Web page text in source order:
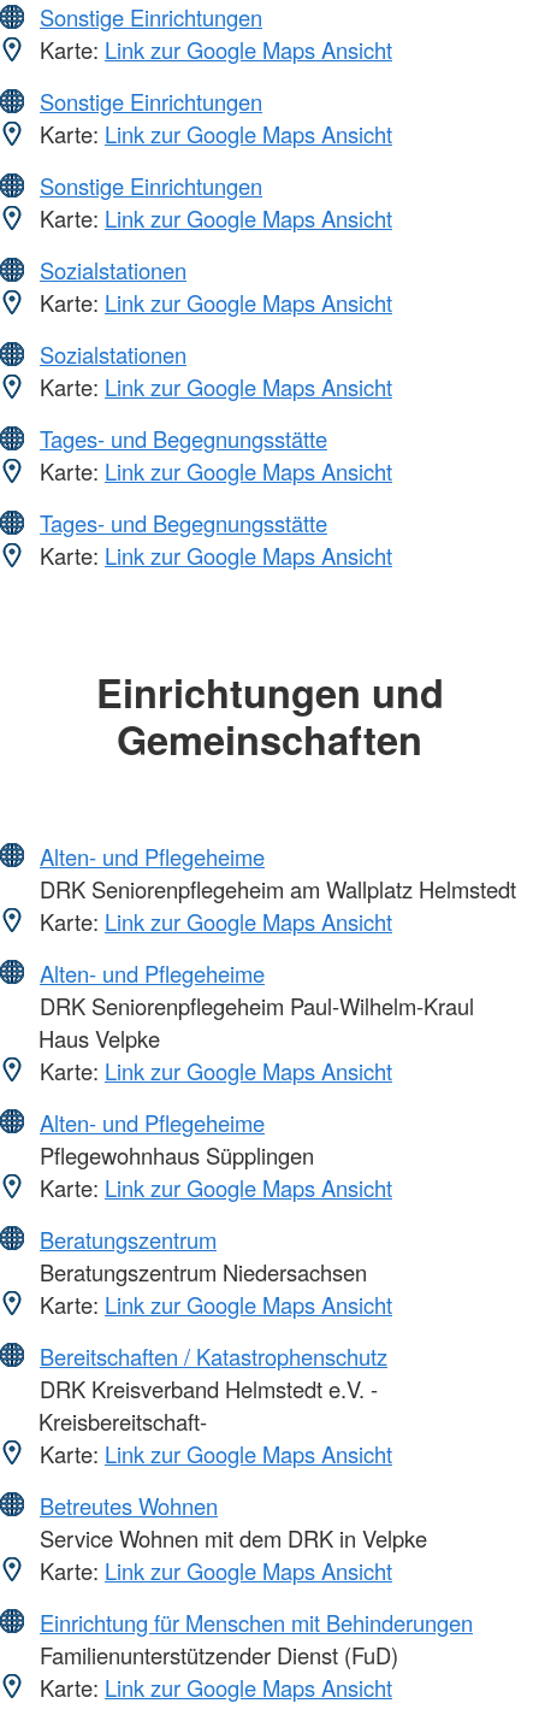
Sonstige Einrichtungen
Karte: Link zur Google Maps Ansicht
Sonstige Einrichtungen
Karte: Link zur Google Maps Ansicht
Sonstige Einrichtungen
Karte: Link zur Google Maps Ansicht
Sozialstationen
Karte: Link zur Google Maps Ansicht
Sozialstationen
Karte: Link zur Google Maps Ansicht
Tages- und Begegnungsstätte
Karte: Link zur Google Maps Ansicht
Tages- und Begegnungsstätte
Karte: Link zur Google Maps Ansicht
Einrichtungen und
Gemeinschaften
Alten- und Pflegeheime
DRK Seniorenpflegeheim am Wallplatz Helmstedt
Karte: Link zur Google Maps Ansicht
Alten- und Pflegeheime
DRK Seniorenpflegeheim Paul-Wilhelm-Kraul
Haus Velpke
Karte: Link zur Google Maps Ansicht
Alten- und Pflegeheime
Pflegewohnhaus Süpplingen
Karte: Link zur Google Maps Ansicht
Beratungszentrum
Beratungszentrum Niedersachsen
Karte: Link zur Google Maps Ansicht
Bereitschaften / Katastrophenschutz
DRK Kreisverband Helmstedt e.V. -
Kreisbereitschaft-
Karte: Link zur Google Maps Ansicht
Betreutes Wohnen
Service Wohnen mit dem DRK in Velpke
Karte: Link zur Google Maps Ansicht
Einrichtung für Menschen mit Behinderungen
Familienunterstützender Dienst (FuD)
Karte: Link zur Google Maps Ansicht